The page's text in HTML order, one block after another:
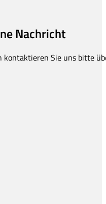
Nachricht
kontaktieren Sie uns bitte